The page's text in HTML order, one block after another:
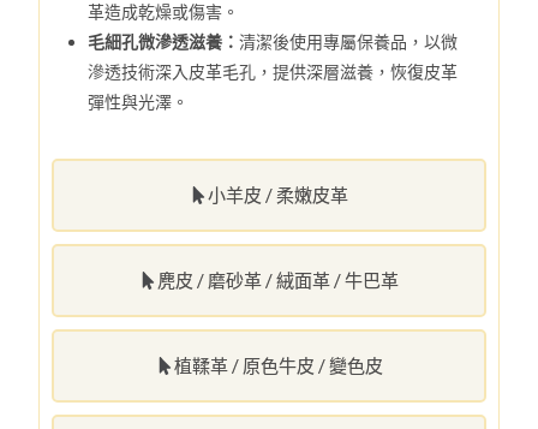
小羊皮 / 柔嫩皮革
麂皮 / 磨砂革 / 絨面革 / 牛巴革
植鞣革 / 原色牛皮 / 變色皮
革造成乾燥或傷害。
毛細孔微滲透滋養：清潔後使用專屬保養品，以微
滲透技術深入皮革毛孔，提供深層滋養，恢復皮革
彈性與光澤。